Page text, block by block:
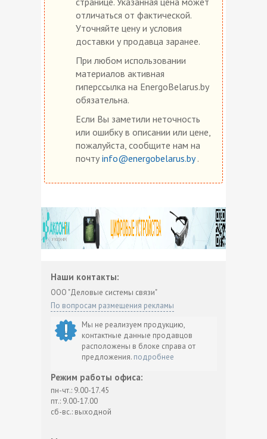
отличаться от фактической.
Уточняйте цену и условия
доставки у продавца заранее.
При любом использовании
материалов активная
гиперссылка на EnergoBelarus.by
обязательна.
Если Вы заметили неточность
или ошибку в описании или цене,
пожалуйста, сообщите нам на
почту info@energobelarus.by.
Наши контакты:
ООО "Деловые системы связи"
По вопросам размещения рекламы
Мы не реализуем продукцию,
контактные данные продавцов
расположены в блоке справа от
предложения. подробнее
Режим работы офиса:
пн-чт.: 9.00-17.45
пт.: 9.00-17.00
сб-вс.: выходной